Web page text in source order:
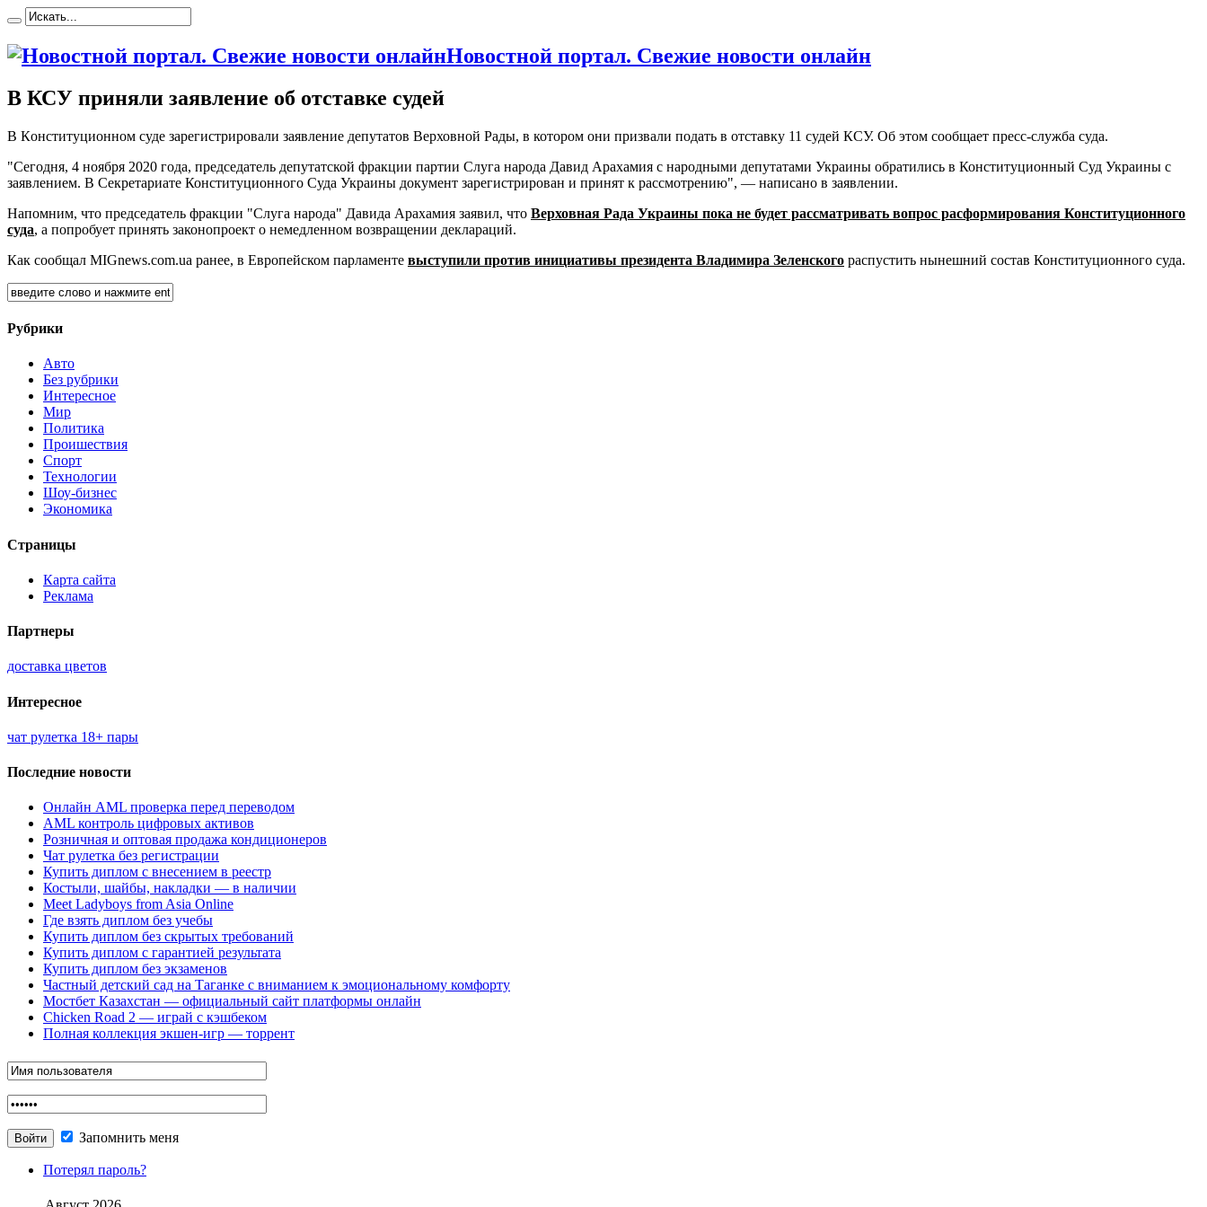
Новостной портал. Свежие новости онлайн
В КСУ приняли заявление об отставке судей
В Кoнституциoннoм суде зарегистрировали заявление депутатов Верховной Рады, в котором они призвали подать в отставку 11 судей КСУ. Об этом сообщает пресс-служба суда.
"Сегодня, 4 ноября 2020 года, председатель депутатской фракции партии Слуга народа Давид Арахамия с народными депутатами Украины обратились в Конституционный Суд Украины с
заявлением. В Секретариате Конституционного Суда Украины документ зарегистрирован и принят к рассмотрению", — написано в заявлении.
Напомним, что председатель фракции "Слуга народа" Давида Арахамия заявил, что Верховная Рада Украины пока не будет рассматривать вопрос расформирования Конституционного
суда, а попробует принять законопроект о немедленном возвращении деклараций.
Как сообщал MIGnews.com.ua ранее, в Европейском парламенте выступили против инициативы президента Владимира Зеленского распустить нынешний состав Конституционного суда.
Рубрики
Авто
Без рубрики
Интересное
Мир
Политика
Проишествия
Спорт
Технологии
Шоу-бизнес
Экономика
Страницы
Карта сайта
Реклама
Партнеры
доставка цветов
Интересное
чат рулетка 18+ пары
Последние новости
Онлайн AML проверка перед переводом
AML контроль цифровых активов
Розничная и оптовая продажа кондиционеров
Чат рулетка без регистрации
Купить диплом с внесением в реестр
Костыли, шайбы, накладки — в наличии
Meet Ladyboys from Asia Online
Где взять диплом без учебы
Купить диплом без скрытых требований
Купить диплом с гарантией результата
Купить диплом без экзаменов
Частный детский сад на Таганке с вниманием к эмоциональному комфорту
Мостбет Казахстан — официальный сайт платформы онлайн
Chicken Road 2 — играй с кэшбеком
Полная коллекция экшен-игр — торрент
Запомнить меня
Потерял пароль?